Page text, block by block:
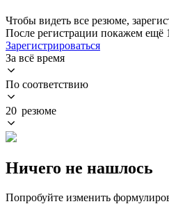
Чтобы видеть все резюме,
После регистрации покажем ещё
Зарегистрироваться
За всё время
По соответствию
20 резюме
Ничего не нашлось
Попробуйте изменить